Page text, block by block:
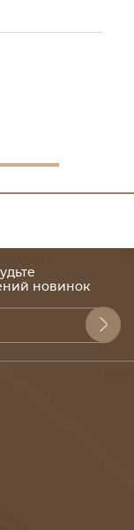
новинок